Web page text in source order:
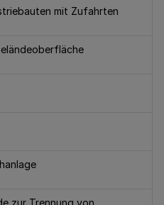
mit Zufahrten
zur Trennung von